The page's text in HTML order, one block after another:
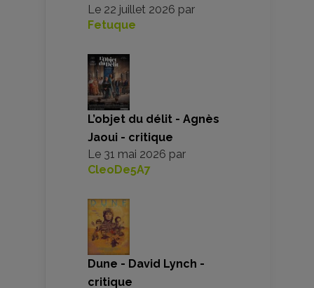
Le 22 juillet 2026 par
Fetuque
L’objet du délit - Agnès
Jaoui - critique
Le 31 mai 2026 par
CleoDe5A7
Dune - David Lynch -
critique